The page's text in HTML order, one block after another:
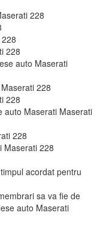
228
228
auto Maserati
228
228
auto Maserati Maserati
228
Maserati 228
acordat pentru
sa va fie de
auto Maserati